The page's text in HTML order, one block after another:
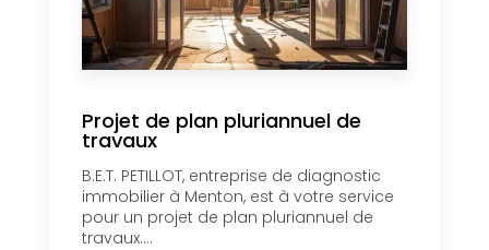
Projet de plan pluriannuel de
travaux
B.E.T. PETILLOT, entreprise de diagnostic
immobilier à Menton, est à votre service
pour un projet de plan pluriannuel de
travaux....